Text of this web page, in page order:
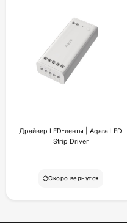
Драйвер LED-ленты | Aqara LED
Strip Driver
Скоро вернутся